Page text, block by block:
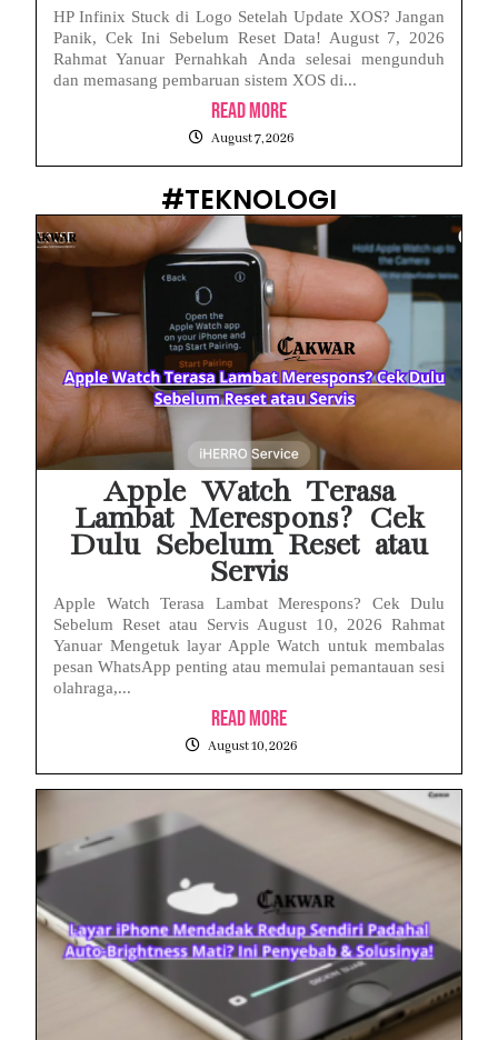
HP Infinix Stuck di Logo Setelah Update XOS? Jangan
Panik, Cek Ini Sebelum Reset Data! August 7, 2026
Rahmat Yanuar Pernahkah Anda selesai mengunduh
dan memasang pembaruan sistem XOS di...
Read More
August 7, 2026
#TEKNOLOGI
Apple Watch Terasa
Lambat Merespons? Cek
Dulu Sebelum Reset atau
Servis
Apple Watch Terasa Lambat Merespons? Cek Dulu
Sebelum Reset atau Servis August 10, 2026 Rahmat
Yanuar Mengetuk layar Apple Watch untuk membalas
pesan WhatsApp penting atau memulai pemantauan sesi
olahraga,...
Read More
August 10, 2026